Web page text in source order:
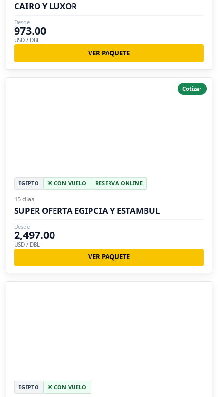
CAIRO Y LUXOR
Desde
973.00
USD / DBL
VER PAQUETE
Cotizar
EGIPTO CON VUELO RESERVA ONLINE
15 días
SUPER OFERTA EGIPCIA Y ESTAMBUL
Desde
2,497.00
USD / DBL
VER PAQUETE
EGIPTO CON VUELO